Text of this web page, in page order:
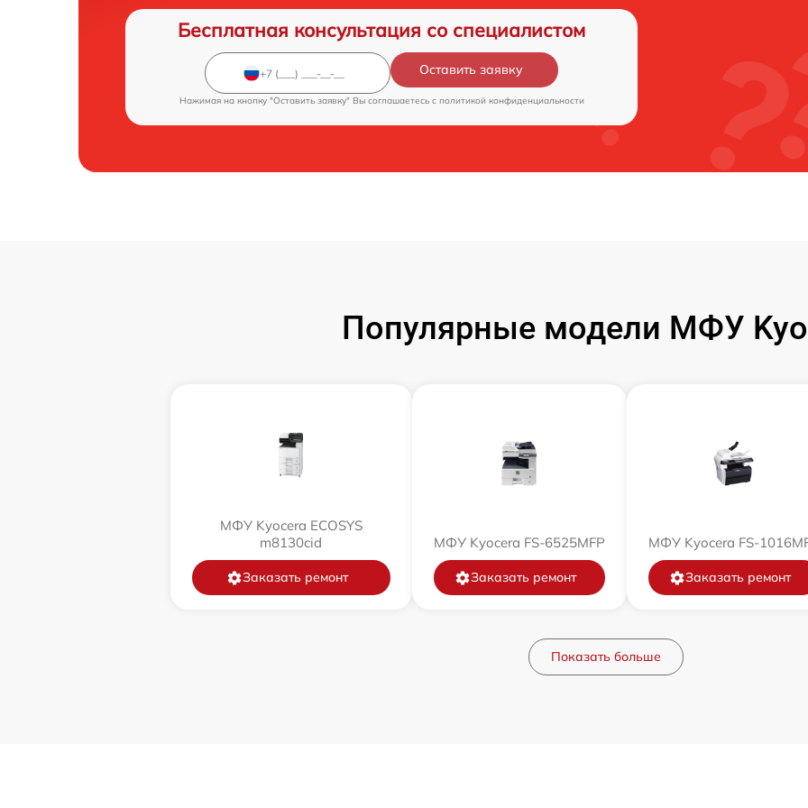
Бесплатная консультация со специалистом
Оставить заявку
Нажимая на кнопку "Оставить заявку" Вы соглашаетесь c политикой конфиденциальности
Популярные модели МФУ
МФУ Kyocera ECOSYS
m8130cid
Заказать ремонт
МФУ Kyocera FS-6525MFP
Заказать ремонт
МФУ Kyocera FS-
Заказать ремонт
Показать больше